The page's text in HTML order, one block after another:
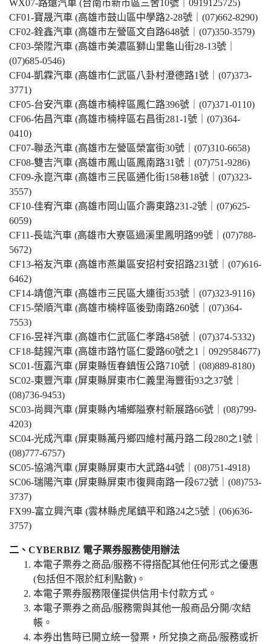
WX07-路遠汽車 (台南市新市區三舍10號｜0919125725)
CF01-寶晟汽車 (高雄市鼓山區中學路2-28號｜(07)662-8290)
CF02-銓鑫汽車 (高雄市左營區文自路648號｜(07)350-3579)
CF03-榮陞汽車 (高雄市美濃區獅山里龜山街28-13號｜
(07)685-0546)
CF04-凱霖汽車 (高雄市仁武區八卦村澄德路1號｜(07)373-
3771)
CF05-台安汽車 (高雄市楠梓區鳳仁路396號｜(07)371-0110)
CF06-佑昌汽車 (高雄市楠梓區右昌街281-1號｜(07)364-
0410)
CF07-聯丞汽車 (高雄市左營區榮富街30號｜(07)310-6658)
CF08-雙吉汽車 (高雄市鳳山區鳳南路31號｜(07)751-9286)
CF09-永崑汽車 (高雄市三民區通化街158巷18號｜(07)323-
3557)
CF10-佳宥汽車 (高雄市岡山區介壽東路231-2號｜(07)625-
6059)
CF11-長竑汽車 (高雄市大寮區過溪里鳳明路99號｜(07)788-
5672)
CF13-裕友汽車 (高雄市燕巢區安招村安招路231號｜(07)616-
6462)
CF14-靖億汽車 (高雄市三民區大連街353號｜(07)323-9116)
CF15-榮順汽車 (高雄市楠梓區後勁南路260號｜(07)364-
7553)
CF16-昱祥汽車 (高雄市仁武區仁孝路458號｜(07)374-5332)
CF18-鋕鍟汽車 (高雄市路竹區仁愛路60號之1｜0929584677)
SC01-恆嘉汽車 (屏東縣恆春鎮恆公路710號｜(08)889-8180)
SC02-東豐汽車 (屏東縣屏東市仁義里海豐街93之37號｜
(08)736-9453)
SC03-尚興汽車 (屏東縣內埔鄉隘寮村新展路66號｜(08)799-
4203)
SC04-光成汽車 (屏東縣萬丹鄉四維村萬丹路二段280之1號｜
(08)777-6757)
SC05-協鴻汽車 (屏東縣屏東市大武路44號｜(08)751-4918)
SC06-瑞陽汽車 (屏東縣屏東市復興南路一段672號｜(08)753-
3737)
FX99-富立興汽車 (雲林縣虎尾鎮平和路24之5號｜(06)636-
3757)
二、CYBERBIZ 電子票券服務使用辦法
本電子票券之商品/服務不得搭配其他任何形式之優惠
(包括但不限於紅利點數)。
本電子票券服務限僅提供信用卡付款方式。
本電子票券之商品/服務需與其他一般商品分開/次結
帳。
本券出售時已開立統一發票，所兌換之商品/服務或折